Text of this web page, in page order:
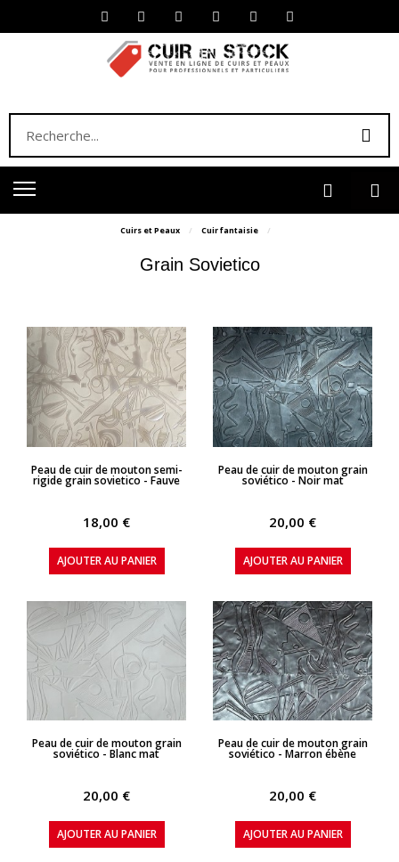
Cuirs et Peaux Cuir fantaisie
Grain Sovietico
APERÇU RAPIDE
Peau de cuir de mouton semi-
rigide grain sovietico - Fauve
18,00 €
AJOUTER AU PANIER
APERÇU RAPIDE
Peau de cuir de mouton grain
soviético - Noir mat
20,00 €
AJOUTER AU PANIER
APERÇU RAPIDE
Peau de cuir de mouton grain
soviético - Blanc mat
20,00 €
AJOUTER AU PANIER
APERÇU RAPIDE
Peau de cuir de mouton grain
soviético - Marron ébène
20,00 €
AJOUTER AU PANIER